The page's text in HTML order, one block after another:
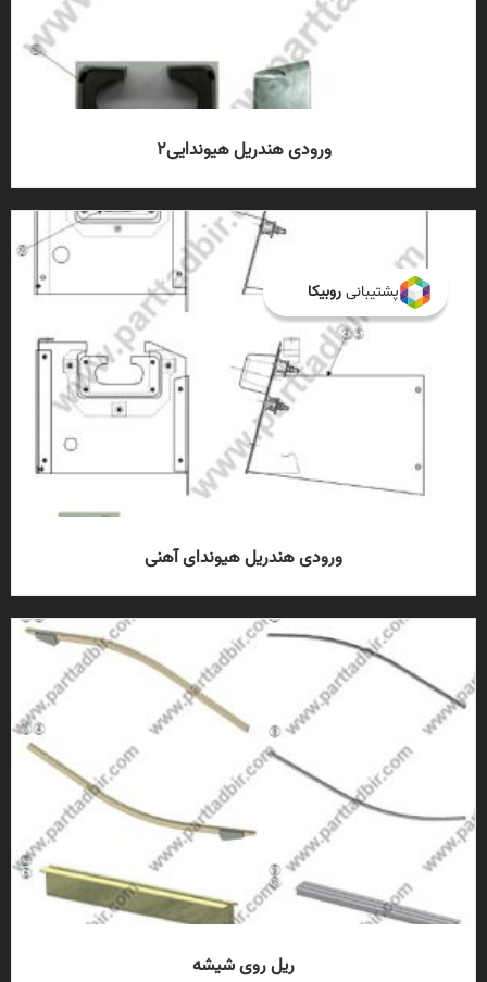
ورودی هندریل هیوندایی2
ورودی هندریل هیوندای آهنی
ریل روی شیشه
پشتیبانیروبیکا